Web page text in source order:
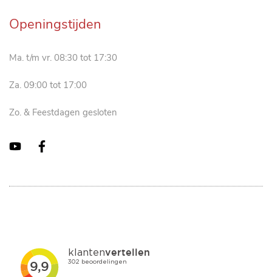
Openingstijden
Ma. t/m vr. 08:30 tot 17:30
Za. 09:00 tot 17:00
Zo. & Feestdagen gesloten